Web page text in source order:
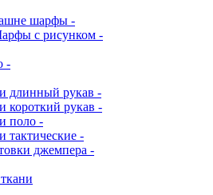
шарфы -
с рисунком -
-
длинный рукав -
короткий рукав -
поло -
тактические -
джемпера -